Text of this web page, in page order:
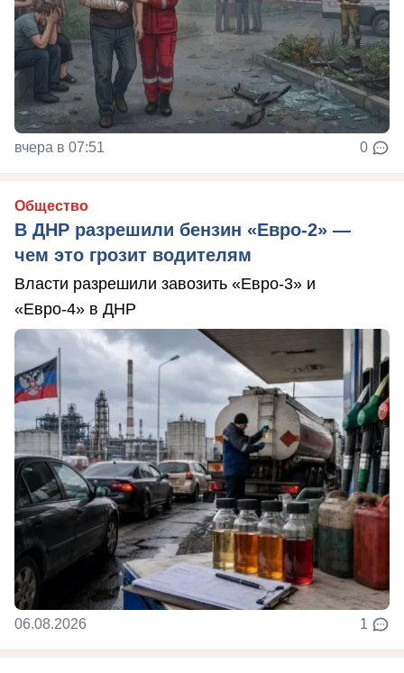
вчера в 07:51 0
Общество
В ДНР разрешили бензин «Евро-2» —
чем это грозит водителям
Власти разрешили завозить «Евро-3» и
«Евро-4» в ДНР
06.08.2026 1